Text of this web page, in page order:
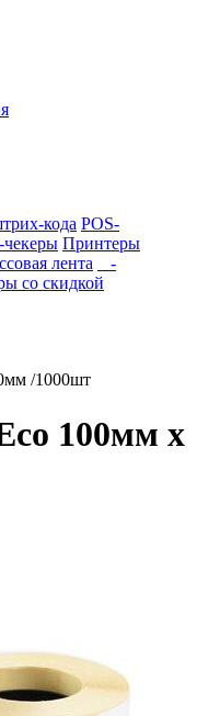
кода POS-
Принтеры
лента
-
со скидкой
/1000шт
100мм х